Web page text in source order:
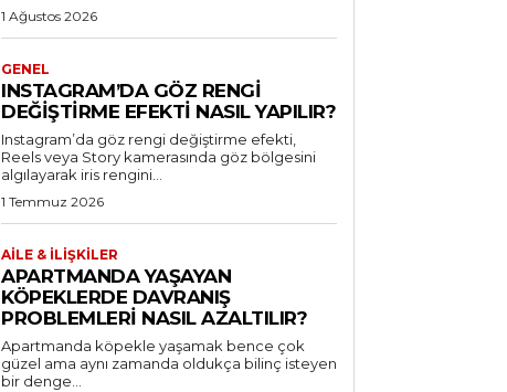
1 Ağustos 2026
GENEL
INSTAGRAM’DA GÖZ RENGI
DEĞIŞTIRME EFEKTI NASIL YAPILIR?
Instagram’da göz rengi değiştirme efekti,
Reels veya Story kamerasında göz bölgesini
algılayarak iris rengini...
1 Temmuz 2026
AILE & İLIŞKILER
APARTMANDA YAŞAYAN
KÖPEKLERDE DAVRANIŞ
PROBLEMLERI NASIL AZALTILIR?
Apartmanda köpekle yaşamak bence çok
güzel ama aynı zamanda oldukça bilinç isteyen
bir denge...